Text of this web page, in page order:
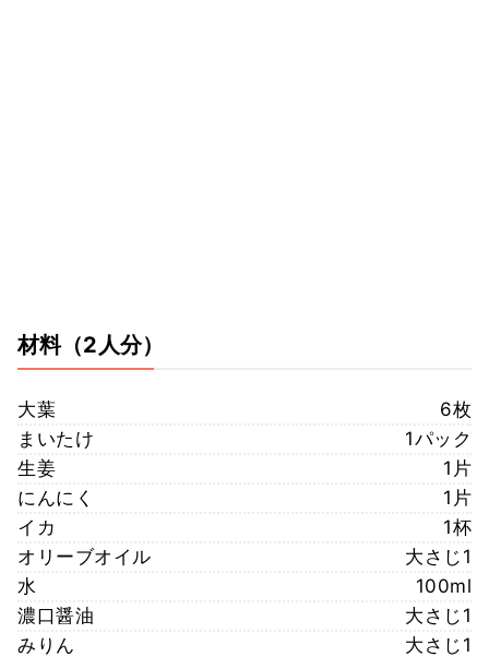
材料（2人分）
大葉
6枚
まいたけ
1パック
生姜
1片
にんにく
1片
イカ
1杯
オリーブオイル
大さじ1
水
100ml
濃口醤油
大さじ1
みりん
大さじ1